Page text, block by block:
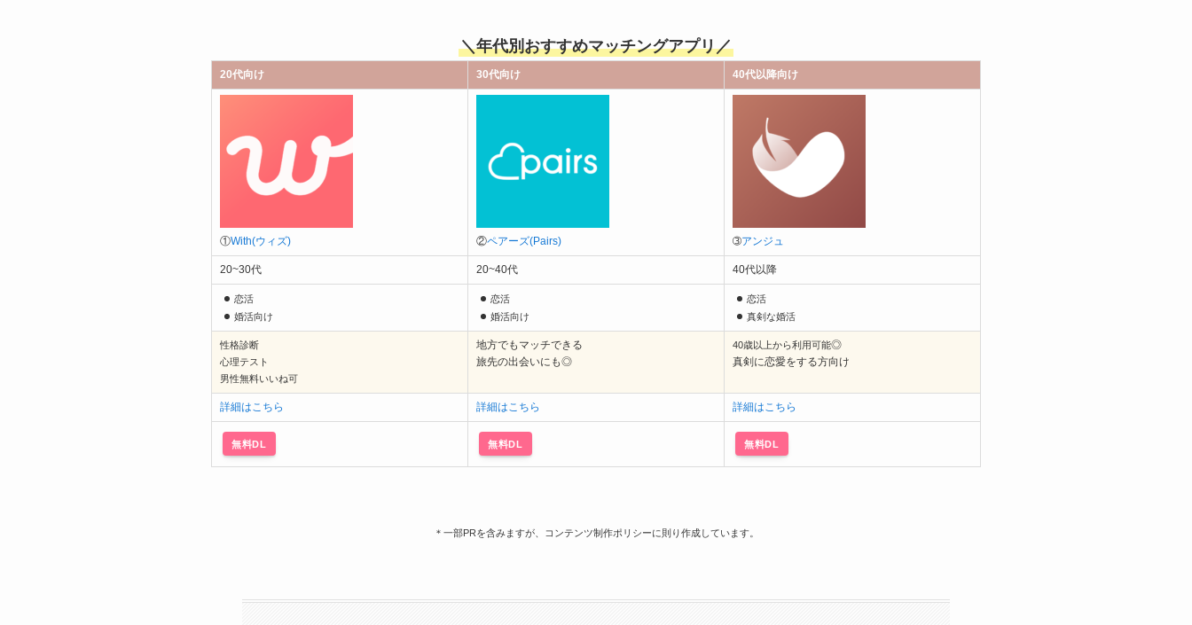
＼年代別おすすめマッチングアプリ／
20代向け 30代向け 40代以降向け
①With(ウィズ) ②ペアーズ(Pairs) ➂アンジュ
20~30代 20~40代 40代以降
恋活
婚活向け
恋活
婚活向け
恋活
真剣な婚活
性格診断
心理テスト
男性無料いいね可
地方でもマッチできる
旅先の出会いにも◎
40歳以上から利用可能◎
真剣に恋愛をする方向け
詳細はこちら 詳細はこちら 詳細はこちら
無料DL 無料DL 無料DL
＊一部PRを含みますが、コンテンツ制作ポリシーに則り作成しています。